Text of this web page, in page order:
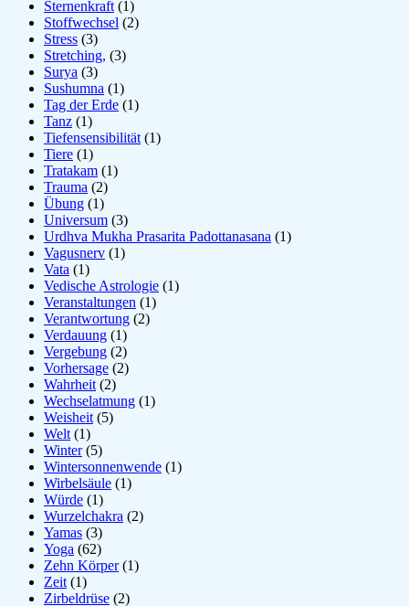
Sternenkraft (1)
Stoffwechsel (2)
Stress (3)
Stretching, (3)
Surya (3)
Sushumna (1)
Tag der Erde (1)
Tanz (1)
Tiefensensibilität (1)
Tiere (1)
Tratakam (1)
Trauma (2)
Übung (1)
Universum (3)
Urdhva Mukha Prasarita Padottanasana (1)
Vagusnerv (1)
Vata (1)
Vedische Astrologie (1)
Veranstaltungen (1)
Verantwortung (2)
Verdauung (1)
Vergebung (2)
Vorhersage (2)
Wahrheit (2)
Wechselatmung (1)
Weisheit (5)
Welt (1)
Winter(5)
Wintersonnenwende (1)
Wirbelsäule (1)
Würde (1)
Wurzelchakra (2)
Yamas (3)
Yoga (62)
Zehn Körper(1)
Zeit (1)
Zirbeldrüse (2)